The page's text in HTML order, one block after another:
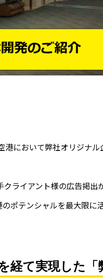
において弊社オリジナル
ライアント様の広告掲出
ポテンシャルを最大限に活
経て実現した「